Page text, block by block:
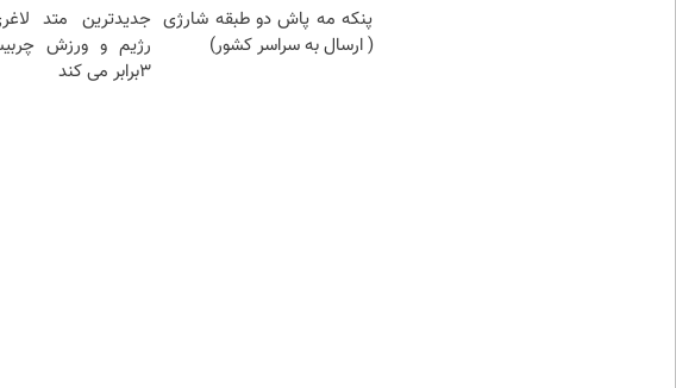
پنکه مه پاش دو طبقه شارژی
( ارسال به سراسر کشور)
جدیدترین متد
رژیم و ورزش
3برابر می کند